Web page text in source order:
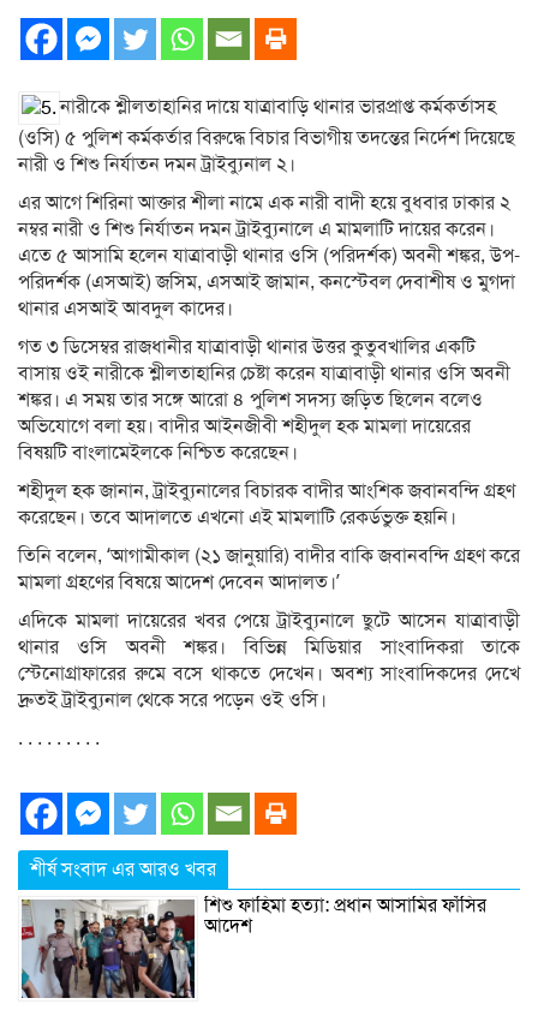
নারীকে শ্লীলতাহানির দায়ে যাত্রাবাড়ি থানার ভারপ্রাপ্ত কর্মকর্তাসহ
(ওসি) ৫ পুলিশ কর্মকর্তার বিরুদ্ধে বিচার বিভাগীয় তদন্তের নির্দেশ দিয়েছে
নারী ও শিশু নির্যাতন দমন ট্রাইব্যুনাল ২।
এর আগে শিরিনা আক্তার শীলা নামে এক নারী বাদী হয়ে বুধবার ঢাকার ২
নম্বর নারী ও শিশু নির্যাতন দমন ট্রাইব্যুনালে এ মামলাটি দায়ের করেন।
এতে ৫ আসামি হলেন যাত্রাবাড়ী থানার ওসি (পরিদর্শক) অবনী শঙ্কর, উপ-
পরিদর্শক (এসআই) জসিম, এসআই জামান, কনস্টেবল দেবাশীষ ও মুগদা
থানার এসআই আবদুল কাদের।
গত ৩ ডিসেম্বর রাজধানীর যাত্রাবাড়ী থানার উত্তর কুতুবখালির একটি
বাসায় ওই নারীকে শ্লীলতাহানির চেষ্টা করেন যাত্রাবাড়ী থানার ওসি অবনী
শঙ্কর। এ সময় তার সঙ্গে আরো ৪ পুলিশ সদস্য জড়িত ছিলেন বলেও
অভিযোগে বলা হয়। বাদীর আইনজীবী শহীদুল হক মামলা দায়েরের
বিষয়টি বাংলামেইলকে নিশ্চিত করেছেন।
শহীদুল হক জানান, ট্রাইব্যুনালের বিচারক বাদীর আংশিক জবানবন্দি গ্রহণ
করেছেন। তবে আদালতে এখনো এই মামলাটি রেকর্ডভুক্ত হয়নি।
তিনি বলেন, ‘আগামীকাল (২১ জানুয়ারি) বাদীর বাকি জবানবন্দি গ্রহণ করে
মামলা গ্রহণের বিষয়ে আদেশ দেবেন আদালত।’
এদিকে মামলা দায়েরের খবর পেয়ে ট্রাইব্যুনালে ছুটে আসেন যাত্রাবাড়ী
থানার ওসি অবনী শঙ্কর। বিভিন্ন মিডিয়ার সাংবাদিকরা তাকে
স্টেনোগ্রাফারের রুমে বসে থাকতে দেখেন। অবশ্য সাংবাদিকদের দেখে
দ্রুতই ট্রাইব্যুনাল থেকে সরে পড়েন ওই ওসি।
. . . . . . . . .
শীর্ষ সংবাদ এর আরও খবর
শিশু ফাহিমা হত্যা: প্রধান আসামির ফাঁসির
আদেশ